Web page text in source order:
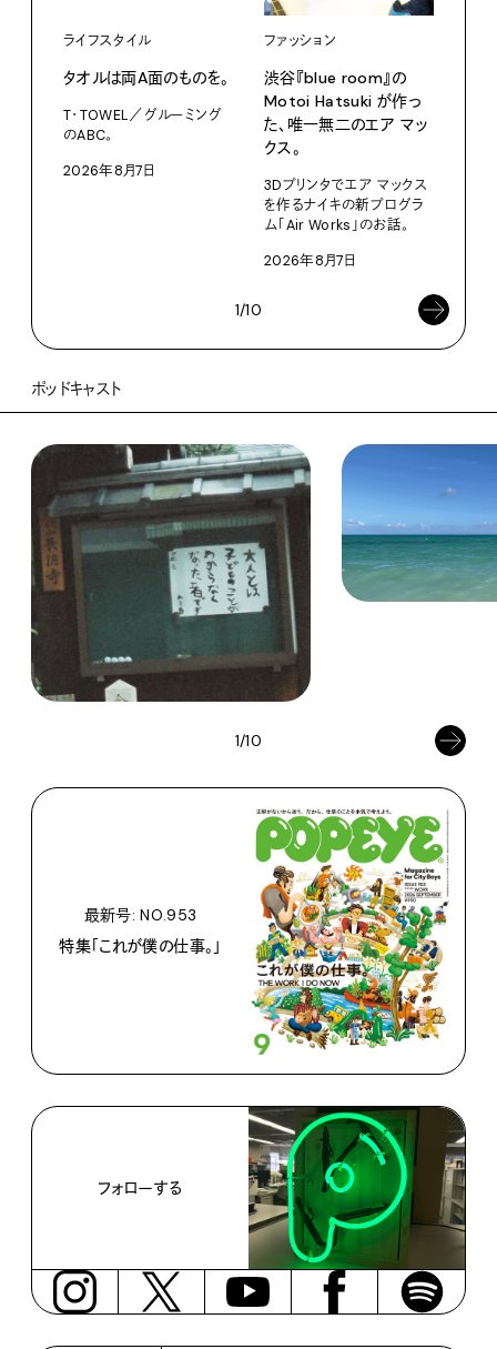
ライフスタイル
タオルは両A面のものを。
T・TOWEL／グルーミング
のABC。
2026年8月7日
ファッション
渋⾕『blue room』の
Motoi Hatsuki が作っ
た、唯⼀無⼆のエア マッ
クス。
3Dプリンタでエア マックス
を作るナイキの新プログラ
ム「Air Works」のお話。
2026年8月7日
1/10
ポッドキャスト
1/10
最新号: NO.953
特集「これが僕の仕事。」
フォローする